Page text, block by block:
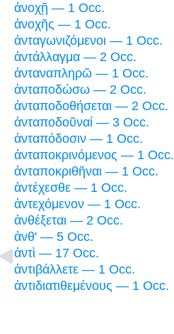
ἀνοχῇ — 1 Occ.
ἀνοχῆς — 1 Occ.
ἀνταγωνιζόμενοι — 1 Occ.
ἀντάλλαγμα — 2 Occ.
ἀνταναπληρῶ — 1 Occ.
ἀνταποδώσω — 2 Occ.
ἀνταποδοθήσεται — 2 Occ.
ἀνταποδοῦναί — 3 Occ.
ἀνταπόδοσιν — 1 Occ.
ἀνταποκρινόμενος — 1 Occ.
ἀνταποκριθῆναι — 1 Occ.
ἀντέχεσθε — 1 Occ.
ἀντεχόμενον — 1 Occ.
ἀνθέξεται — 2 Occ.
ἀνθ' — 5 Occ.
ἀντὶ — 17 Occ.
ἀντιβάλλετε — 1 Occ.
ἀντιδιατιθεμένους — 1 Occ.